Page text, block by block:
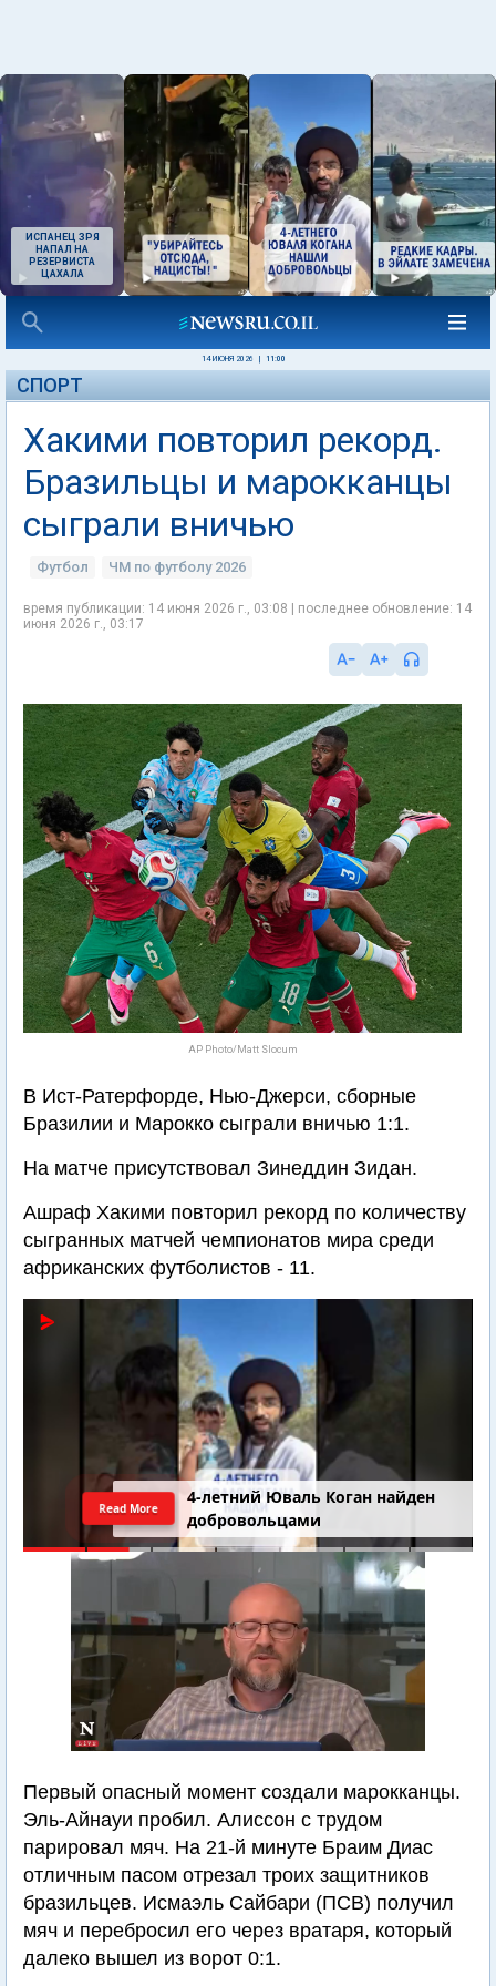
ИСПАНЕЦ ЗРЯ
НАПАЛ НА
РЕЗЕРВИСТА
ЦАХАЛА
14 ИЮНЯ 2026 11:00
СПОРТ
Хакими повторил рекорд.
Бразильцы и марокканцы
сыграли вничью
Футбол ЧМ по футболу 2026
время публикации: 14 июня 2026 г., 03:08 | последнее обновление: 14
июня 2026 г., 03:17
AP Photo/Matt Slocum
В Ист-Ратерфорде, Нью-Джерси, сборные
Бразилии и Марокко сыграли вничью 1:1.
На матче присутствовал Зинеддин Зидан.
Ашраф Хакими повторил рекорд по количеству
сыгранных матчей чемпионатов мира среди
африканских футболистов - 11.
4-летний Юваль Коган найден
добровольцами
Read More
Первый опасный момент создали марокканцы.
Эль-Айнауи пробил. Алиссон с трудом
парировал мяч. На 21-й минуте Браим Диас
отличным пасом отрезал троих защитников
бразильцев. Исмаэль Сайбари (ПСВ) получил
мяч и перебросил его через вратаря, который
далеко вышел из ворот 0:1.